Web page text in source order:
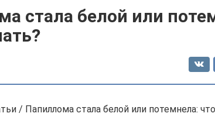
стала белой или
/ Папиллома стала белой или потемнела: